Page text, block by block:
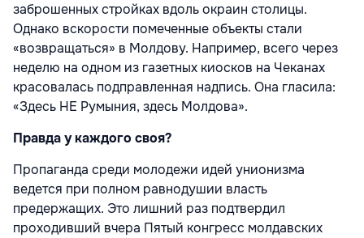
заброшенных стройках вдоль окраин столицы.
Однако вскорости помеченные объекты стали
«возвращаться» в Молдову. Например, всего через
неделю на одном из газетных киосков на Чеканах
красовалась подправленная надпись. Она гласила:
«Здесь НЕ Румыния, здесь Молдова».
Правда у каждого своя?
Пропаганда среди молодежи идей унионизма
ведется при полном равнодушии власть
предержащих. Это лишний раз подтвердил
проходивший вчера Пятый конгресс молдавских